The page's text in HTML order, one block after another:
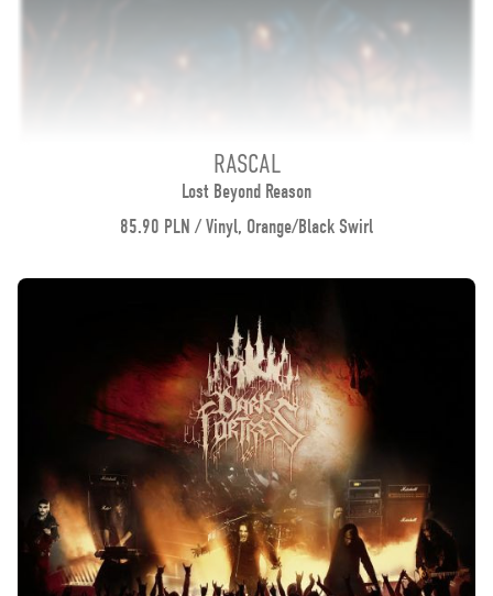
RASCAL
Lost Beyond Reason
85.90 PLN / Vinyl, Orange/Black Swirl